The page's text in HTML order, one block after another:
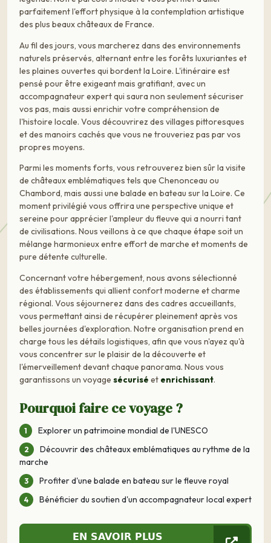
parfaitement l'effort physique à la contemplation artistique
des plus beaux châteaux de France.
Au fil des jours, vous marcherez dans des environnements
naturels préservés, alternant entre les forêts luxuriantes et
les plaines ouvertes qui bordent la Loire. L'itinéraire est
pensé pour être exigeant mais gratifiant, avec un
accompagnateur expert qui saura non seulement sécuriser
vos pas, mais aussi enrichir votre compréhension de
l'histoire locale. Vous découvrirez des villages pittoresques
et des manoirs cachés que vous ne trouveriez pas par vos
propres moyens.
Parmi les moments forts, vous retrouverez bien sûr la visite
de châteaux emblématiques tels que Chenonceau ou
Chambord, mais aussi une balade en bateau sur la Loire. Ce
moment privilégié vous offrira une perspective unique et
sereine pour apprécier l'ampleur du fleuve qui a nourri tant
de civilisations. Nous veillons à ce que chaque étape soit un
mélange harmonieux entre effort de marche et moments de
pure détente culturelle.
Concernant votre hébergement, nous avons sélectionné
des établissements qui allient confort moderne et charme
régional. Vous séjournerez dans des cadres accueillants,
vous permettant ainsi de récupérer pleinement après vos
belles journées d'exploration. Notre organisation prend en
charge tous les détails logistiques, afin que vous n'ayez qu'à
vous concentrer sur le plaisir de la découverte et
l'émerveillement devant chaque panorama. Nous vous
garantissons un voyage sécurisé et enrichissant.
Pourquoi faire ce voyage ?
Explorer un patrimoine mondial de l'UNESCO
Découvrir des châteaux emblématiques au rythme de la
marche
Profiter d'une balade en bateau sur le fleuve royal
Bénéficier du soutien d'un accompagnateur local expert
EN SAVOIR PLUS